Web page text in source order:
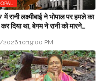
रानी लक्ष्मीबाई ने भोपाल पर हमले का
दिया था, बेगम ने रानी को मारने
10:19:00 PM